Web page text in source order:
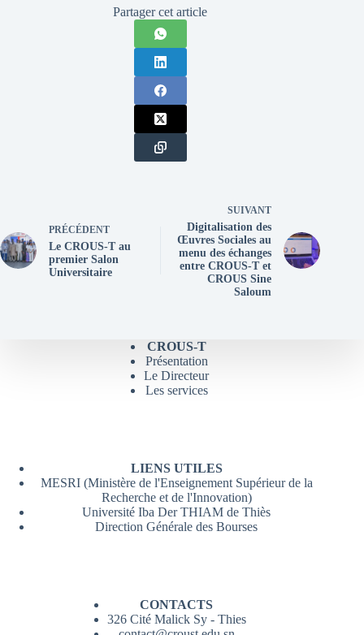
Partager cet article
PRÉCÉDENT
Le CROUS-T au
premier Salon
Universitaire
SUIVANT
Digitalisation des
Œuvres Sociales au
menu des échanges
entre CROUS-T et
CROUS Sine
Saloum
CROUS-T
Présentation
Le Directeur
Les services
LIENS UTILES
MESRI (Ministère de l'Enseignement Supérieur de la
Recherche et de l'Innovation)
Université Iba Der THIAM de Thiès
Direction Générale des Bourses
CONTACTS
326 Cité Malick Sy - Thies